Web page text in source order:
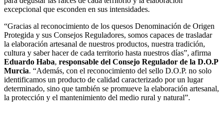
excepcional que esconden en sus intensidades.
“Gracias al reconocimiento de los quesos Denominación de Origen
Protegida y sus Consejos Reguladores, somos capaces de trasladar
la elaboración artesanal de nuestros productos, nuestra tradición,
cultura y saber hacer de cada territorio hasta nuestros días”, afirma
Eduardo Haba, responsable del Consejo Regulador de la D.O.P
Murcia. “Además, con el reconocimiento del sello D.O.P. no solo
identificamos un producto de calidad caracterizado por un lugar
determinado, sino que también se promueve la elaboración artesanal,
la protección y el mantenimiento del medio rural y natural”.